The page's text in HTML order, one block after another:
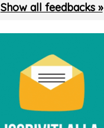
Show all feedbacks »